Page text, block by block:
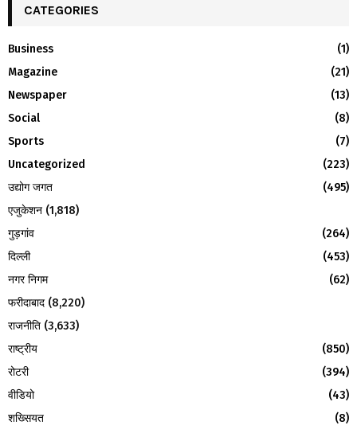
h
o
r
:
R
CATEGORIES
Business
(1)
Magazine
(21)
Newspaper
(13)
Social
(8)
Sports
(7)
Uncategorized
(223)
उद्योग जगत
(495)
एजुकेशन (1,818)
गुड़गांव
(264)
दिल्ली
(453)
नगर निगम
(62)
फरीदाबाद (8,220)
राजनीति (3,633)
राष्ट्रीय
(850)
रोटरी
(394)
वीडियो
(43)
शख्सियत
(8)